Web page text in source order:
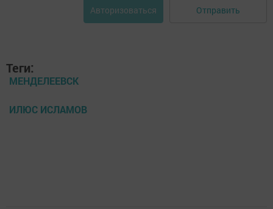
Авторизоваться Отправить
Теги:
МЕНДЕЛЕЕВСК
ИЛЮС ИСЛАМОВ